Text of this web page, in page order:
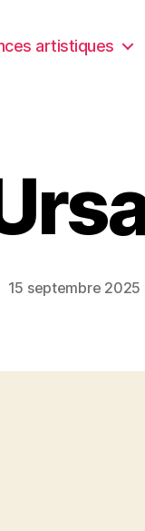
artistiques
15 septembre 2025